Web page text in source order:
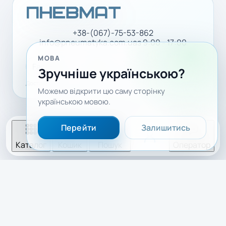
+38-(067)-75-53-862
info@pneumatyka.com.uaз 9:00 - 17:00
Facebook YouTube
Доставка і оплата Політика конфіденційності
Каталог
МОВА
Зручніше українською?
Можемо відкрити цю саму сторінку
українською мовою.
Перейти Залишитись